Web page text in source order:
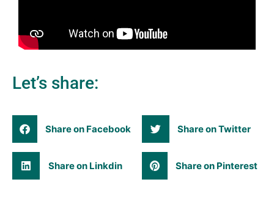
Let’s share:
Share on Facebook Share on Twitter
Share on Linkdin Share on Pinterest